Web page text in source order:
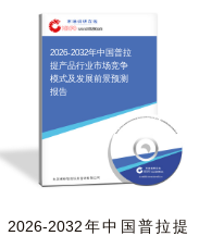
2026-2032年中国普拉
提产品行业市场竞争
模式及发展前景预测
报告
2026-2032年中国普拉提